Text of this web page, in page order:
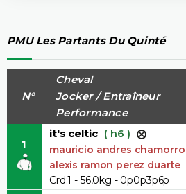
PMU Les Partants Du Quinté
N°
Cheval
Jocker / Entraîneur
Performance
1
it's celtic ( h6 )
mauricio andres
alexis ramon perez duarte
Crd:1 - 56,0kg - 0p0p3p6p